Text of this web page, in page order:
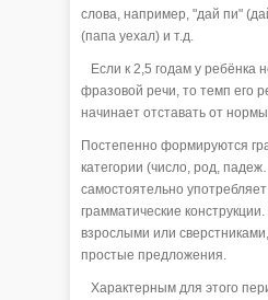
слова, например, "дай пи"
(папа уехал) и т.д.
Если к 2,5 годам у ребёнка
фразовой речи, то темп его
начинает отставать от
Постепенно формируются
категории (число, род,
самостоятельно
грамматические
взрослыми или
простые предложения.
Характерным для этого